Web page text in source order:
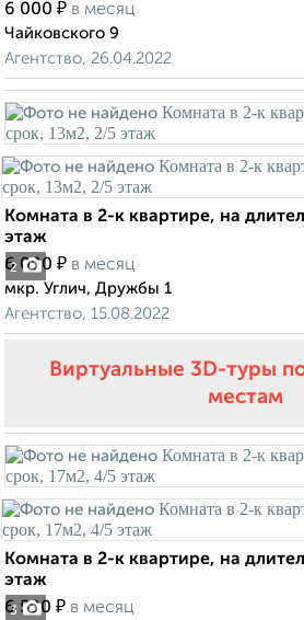
6 000 ₽ в месяц
Чайковского 9
Агентство, 26.04.2022
2
Комната в 2-к квартире, на
этаж
6 000 ₽ в месяц
мкр. Углич, Дружбы 1
Агентство, 15.08.2022
Виртуальные 3D-туры
местам
3
Комната в 2-к квартире, на
этаж
6 500 ₽ в месяц